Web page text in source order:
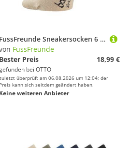
FussFreunde Sneakersocken 6 Paar Bambus Sneakersocken weiche Sneaker Socken atmungsaktiv (6 Paar) Spitze und Ferse verstärkt, handgekettelt
FussFreunde
Bester Preis
18,99 €
bei OTTO
überprüft am 06.08.2026 um 12:04; der
Preis kann sich seitdem geändert haben.
Keine weiteren Anbieter